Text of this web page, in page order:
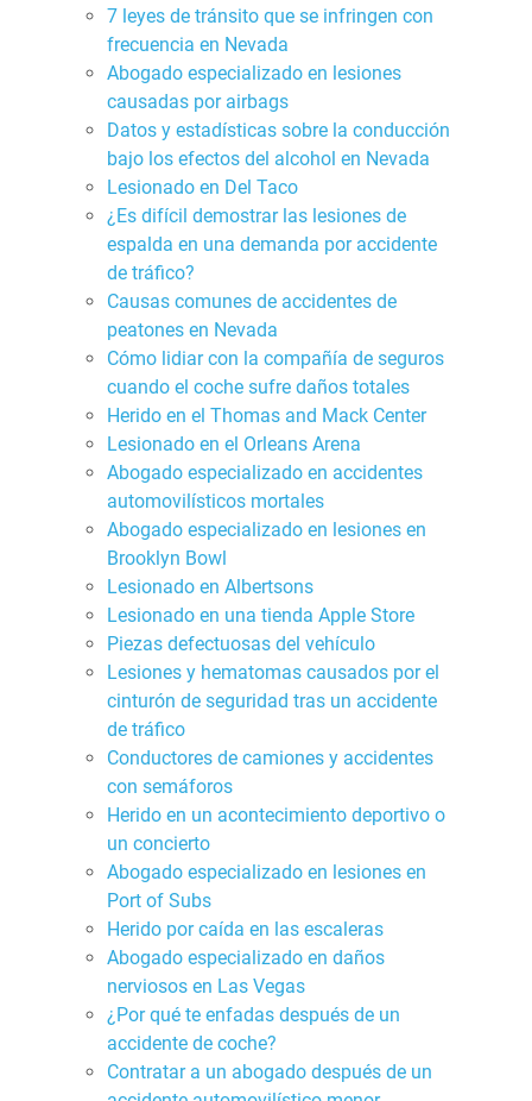
7 leyes de tránsito que se infringen con
frecuencia en Nevada
Abogado especializado en lesiones
causadas por airbags
Datos y estadísticas sobre la conducción
bajo los efectos del alcohol en Nevada
Lesionado en Del Taco
¿Es difícil demostrar las lesiones de
espalda en una demanda por accidente
de tráfico?
Causas comunes de accidentes de
peatones en Nevada
Cómo lidiar con la compañía de seguros
cuando el coche sufre daños totales
Herido en el Thomas and Mack Center
Lesionado en el Orleans Arena
Abogado especializado en accidentes
automovilísticos mortales
Abogado especializado en lesiones en
Brooklyn Bowl
Lesionado en Albertsons
Lesionado en una tienda Apple Store
Piezas defectuosas del vehículo
Lesiones y hematomas causados por el
cinturón de seguridad tras un accidente
de tráfico
Conductores de camiones y accidentes
con semáforos
Herido en un acontecimiento deportivo o
un concierto
Abogado especializado en lesiones en
Port of Subs
Herido por caída en las escaleras
Abogado especializado en daños
nerviosos en Las Vegas
¿Por qué te enfadas después de un
accidente de coche?
Contratar a un abogado después de un